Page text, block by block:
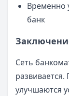
Временно
банк
Сеть
улучшаются